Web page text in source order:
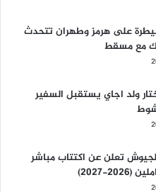
على هرمز وطهران تتحدث
مع مسقط
ولد اجاي يستقبل السفير
للجيوش تعلن عن اكتتاب مباشر
2027)